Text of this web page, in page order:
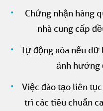
Chứng nhận hàng
nhà cung cấp
Tự động xóa nếu
ảnh hưởng
Việc đào tạo liên
trì các tiêu chuẩn